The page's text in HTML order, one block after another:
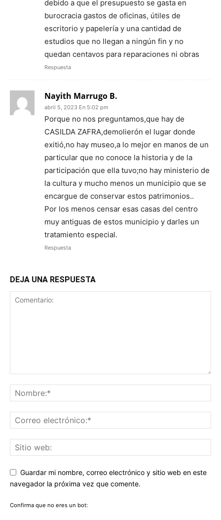
debido a que el presupuesto se gasta en
burocracia gastos de oficinas, útiles de
escritorio y papelería y una cantidad de
estudios que no llegan a ningún fin y no
quedan centavos para reparaciones ni obras
Respuesta
Nayith Marrugo B.
abril 5, 2023 En 5:02 pm
Porque no nos preguntamos,que hay de
CASILDA ZAFRA,demolierón el lugar donde
exitió,no hay museo,a lo mejor en manos de un
particular que no conoce la historia y de la
participación que ella tuvo;no hay ministerio de
la cultura y mucho menos un municipio que se
encargue de conservar estos patrimonios..
Por los menos censar esas casas del centro
muy antiguas de estos municipio y darles un
tratamiento especial.
Respuesta
DEJA UNA RESPUESTA
Guardar mi nombre, correo electrónico y sitio web en este
navegador la próxima vez que comente.
Confirma que no eres un bot: